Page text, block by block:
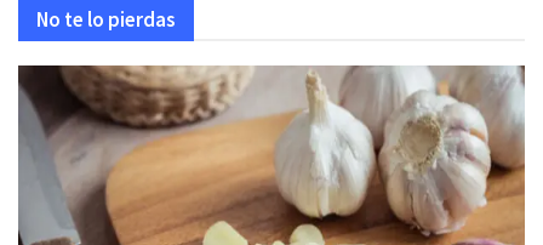
No te lo pierdas